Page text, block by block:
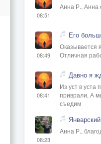
08:51
Анна Р., Анна
08:49
Его
Оказывается
Отличная
08:41
Давно я
Из уст в уста
приврали, А
съедим
08:23
Анна Р.,